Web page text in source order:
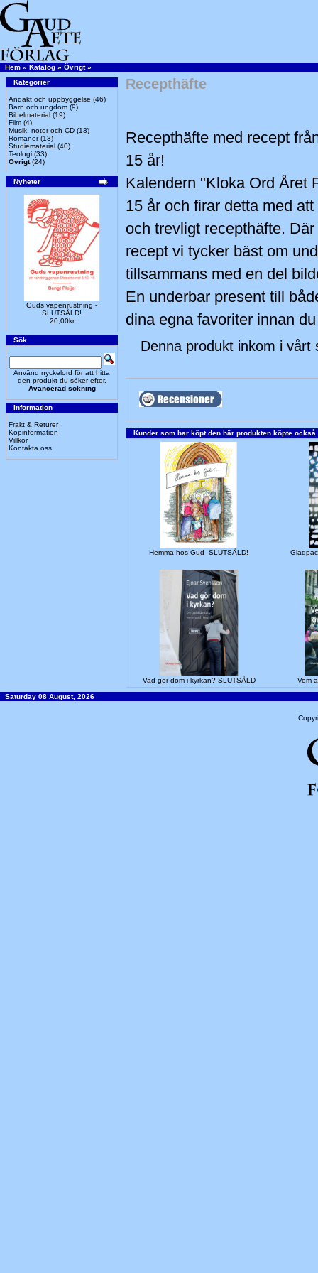
Hem » Katalog » Övrigt»
Kategorier
Andakt och uppbyggelse (46)
Barn och ungdom (9)
Bibelmaterial (19)
Film (4)
Musik, noter och CD (13)
Romaner(13)
Studiematerial (40)
Teologi (33)
Övrigt(24)
Nyheter
Guds vapenrustning -
SLUTSÅLD!
20,00kr
Sök
Använd nyckelord för att hitta
den produkt du söker efter.
Avancerad sökning
Information
Frakt & Returer
Köpinformation
Villkor
Kontakta oss
Recepthäfte
Recepthäfte med recept
15 år!
Kalendern "Kloka Ord Året
15 år och firar detta med
och trevligt recepthäfte.
recept vi tycker bäst om
tillsammans med en del
En underbar present till
dina egna favoriter innan
Denna produkt inkom i
Kunder som har köpt den här produkten köpte också
Hemma hos Gud -SLUTSÅLD!
Vad gör dom i kyrkan? SLUTSÅLD Vem
Saturday 08 August, 2026